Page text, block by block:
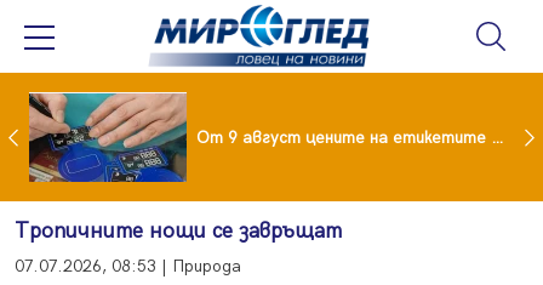
Проект за изграждане на 13-етажна "мегаджамия" разгневи жителите на Лондон От 9 август цените на етикетите само в евро
Тропичните нощи се завръщат
07.07.2026, 08:53 | Природа